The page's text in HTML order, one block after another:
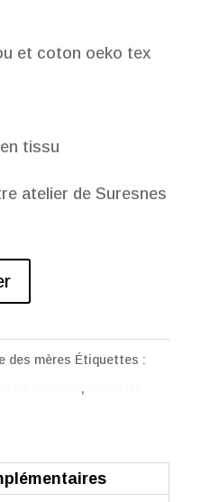
et coton oeko tex
tissu
atelier de Suresnes
des mères Étiquettes :
,